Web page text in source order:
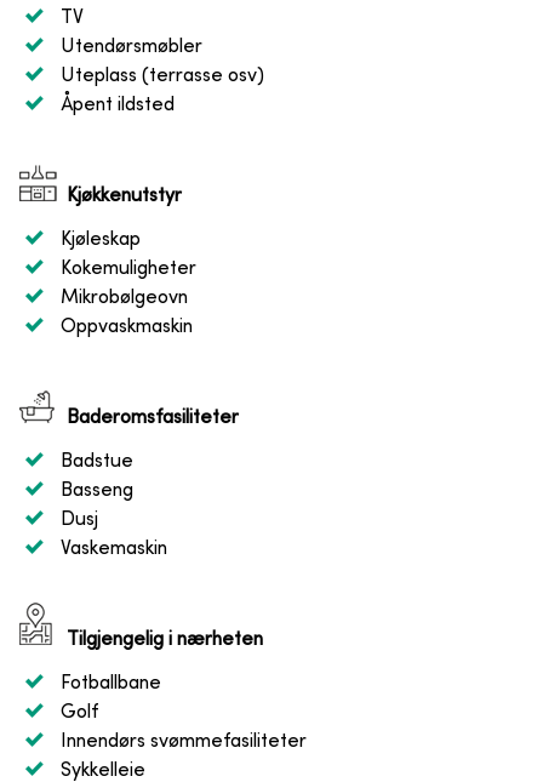
TV
Utendørsmøbler
Uteplass (terrasse osv)
Åpent ildsted
Kjøkkenutstyr
Kjøleskap
Kokemuligheter
Mikrobølgeovn
Oppvaskmaskin
Baderomsfasiliteter
Badstue
Basseng
Dusj
Vaskemaskin
Tilgjengelig i nærheten
Fotballbane
Golf
Innendørs svømmefasiliteter
Sykkelleie